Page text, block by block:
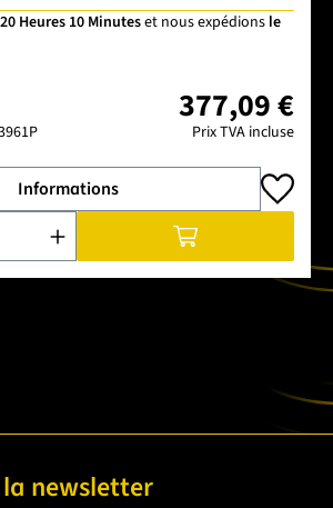
20 Heures 10 Minuteset nous expédions le
377,09 €
Prix TVA incluse
Informations
: Entrez la quantité souhaitée ou
newsletter